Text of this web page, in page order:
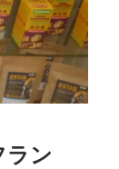
ラン